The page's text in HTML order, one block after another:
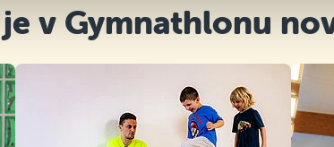
v Gymnathlonu